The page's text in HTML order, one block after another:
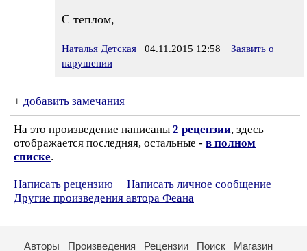
С теплом,
Наталья Детская 04.11.2015 12:58
Заявить о
нарушении
+ добавить замечания
На это произведение написаны 2 рецензии, здесь
отображается последняя, остальные - в полном
списке.
Написать рецензию
Написать личное сообщение
Другие произведения автора Феана
Авторы Произведения Рецензии Поиск Магазин